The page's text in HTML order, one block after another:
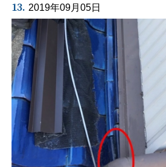
13. 2019年09月05日